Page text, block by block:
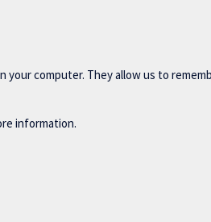
your computer. They allow us to
information.